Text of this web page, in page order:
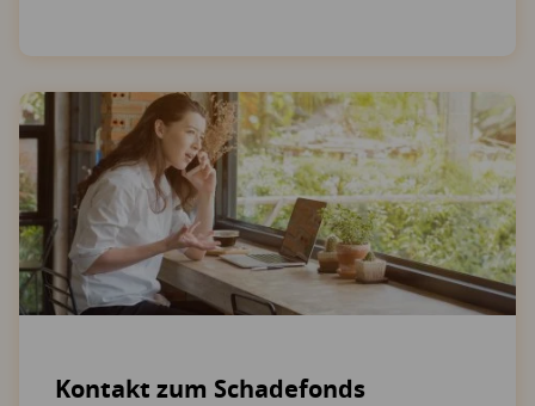
Kontakt zum Schadefonds